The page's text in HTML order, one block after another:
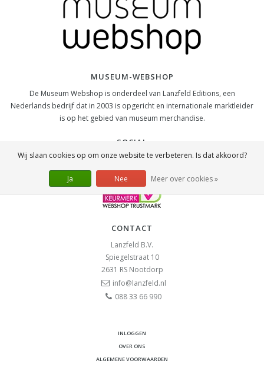
MUSEUM-WEBSHOP
De Museum Webshop is onderdeel van Lanzfeld Editions, een
Nederlands bedrijf dat in 2003 is opgericht en internationale marktleider
is op het gebied van museum merchandise.
SOCIAL
CONTACT
Lanzfeld B.V.
Spiegelstraat 10
2631 RS Nootdorp
info@lanzfeld.nl
088 33 66 990
INLOGGEN
OVER ONS
ALGEMENE VOORWAARDEN
Wij slaan cookies op om onze website te verbeteren. Is dat akkoord?
Ja Nee Meer over cookies »